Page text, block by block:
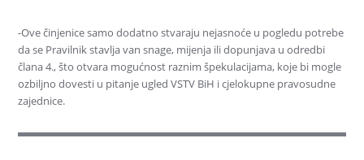
-Ove činjenice samo dodatno stvaraju nejasnoće u pogledu potrebe
da se Pravilnik stavlja van snage, mijenja ili dopunjava u odredbi
člana 4., što otvara mogućnost raznim špekulacijama, koje bi mogle
ozbiljno dovesti u pitanje ugled VSTV BiH i cjelokupne pravosudne
zajednice.